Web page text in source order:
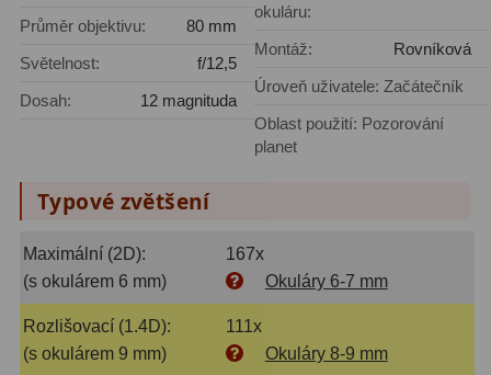
Amici hranoly 90°
Pro pozorování přírody a
Dárkové
Průměr objektivu:
80 mm
Světelnost:
f/12,5
Dosah:
12 magnituda
okuláru:
Montáž:
Rovníková
Úroveň uživatele: Začátečník
Oblast použití: Pozorování
planet
Typové zvětšení
Maximální (2D):
167x
(s okulárem 6 mm)
Okuláry 6-7 mm
Rozlišovací (1.4D):
111x
(s okulárem 9 mm)
Okuláry 8-9 mm